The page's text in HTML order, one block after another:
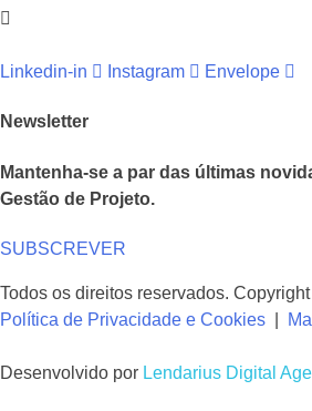
Linkedin-in Instagram Envelope
Newsletter
Mantenha-se a par das últimas
Gestão de Projeto.
SUBSCREVER
Todos os direitos reservados.
Política de Privacidade e Cookies
Desenvolvido por Lendarius Digital